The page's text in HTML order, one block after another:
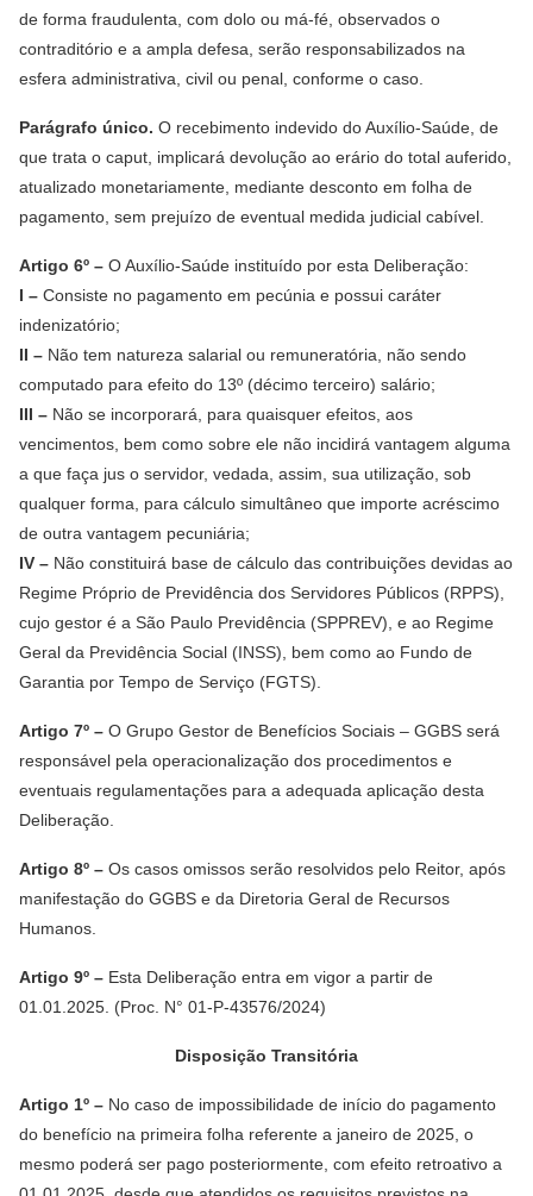
de forma fraudulenta, com dolo ou má-fé, observados o
contraditório e a ampla defesa, serão responsabilizados na
esfera administrativa, civil ou penal, conforme o caso.
Parágrafo único. O recebimento indevido do Auxílio-Saúde, de
que trata o caput, implicará devolução ao erário do total auferido,
atualizado monetariamente, mediante desconto em folha de
pagamento, sem prejuízo de eventual medida judicial cabível.
Artigo 6º – O Auxílio-Saúde instituído por esta Deliberação:
I – Consiste no pagamento em pecúnia e possui caráter
indenizatório;
II – Não tem natureza salarial ou remuneratória, não sendo
computado para efeito do 13º (décimo terceiro) salário;
III – Não se incorporará, para quaisquer efeitos, aos
vencimentos, bem como sobre ele não incidirá vantagem alguma
a que faça jus o servidor, vedada, assim, sua utilização, sob
qualquer forma, para cálculo simultâneo que importe acréscimo
de outra vantagem pecuniária;
IV – Não constituirá base de cálculo das contribuições devidas ao
Regime Próprio de Previdência dos Servidores Públicos (RPPS),
cujo gestor é a São Paulo Previdência (SPPREV), e ao Regime
Geral da Previdência Social (INSS), bem como ao Fundo de
Garantia por Tempo de Serviço (FGTS).
Artigo 7º – O Grupo Gestor de Benefícios Sociais – GGBS será
responsável pela operacionalização dos procedimentos e
eventuais regulamentações para a adequada aplicação desta
Deliberação.
Artigo 8º – Os casos omissos serão resolvidos pelo Reitor, após
manifestação do GGBS e da Diretoria Geral de Recursos
Humanos.
Artigo 9º – Esta Deliberação entra em vigor a partir de
01.01.2025. (Proc. N° 01-P-43576/2024)
Disposição Transitória
Artigo 1º – No caso de impossibilidade de início do pagamento
do benefício na primeira folha referente a janeiro de 2025, o
mesmo poderá ser pago posteriormente, com efeito retroativo a